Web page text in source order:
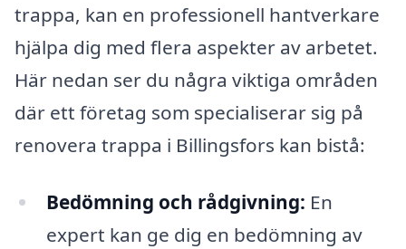
trappa, kan en professionell hantverkare
hjälpa dig med flera aspekter av arbetet.
Här nedan ser du några viktiga områden
där ett företag som specialiserar sig på
renovera trappa i Billingsfors kan bistå:
Bedömning och rådgivning: En
expert kan ge dig en bedömning av